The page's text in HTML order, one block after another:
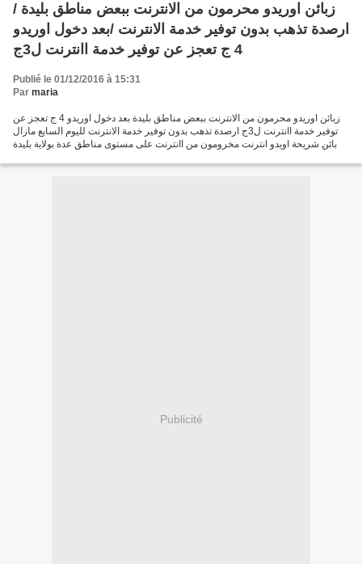
زبائن اوريدو محرمون من الانترنت ببعض مناطق بليدة /
ارصدة تذهب بدون توفير خدمة الانترنت /بعد دخول اوريدو
4 ج تعجز عن توفير خدمة اانترنت ل3ج
Publié le 01/12/2016 à 15:31
Par maria
زبائن اوريدو محرمون من الانترنت ببعض مناطق بليدة بعد دخول اوريدو 4 ج تعجز عن
توفير خدمة اانترنت ل3ج ارصدة تذهب بدون توفير خدمة الانترنت لليوم السابع مازال
زبائن شريحة اويدو انترنت مخرومون من اانترنت على مستوى مناطق عدة بولاية بليدة
Publicité